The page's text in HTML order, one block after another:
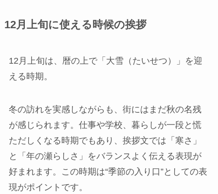
12月上旬に使える時候の挨拶
12月上旬は、暦の上で「大雪（たいせつ）」を迎
える時期。
冬の訪れを実感しながらも、街にはまだ秋の名残
が感じられます。仕事や学校、暮らしが一段と慌
ただしくなる時期でもあり、挨拶文では「寒さ」
と「年の瀬らしさ」をバランスよく伝える表現が
好まれます。この時期は“季節の入り口”としての表
現がポイントです。